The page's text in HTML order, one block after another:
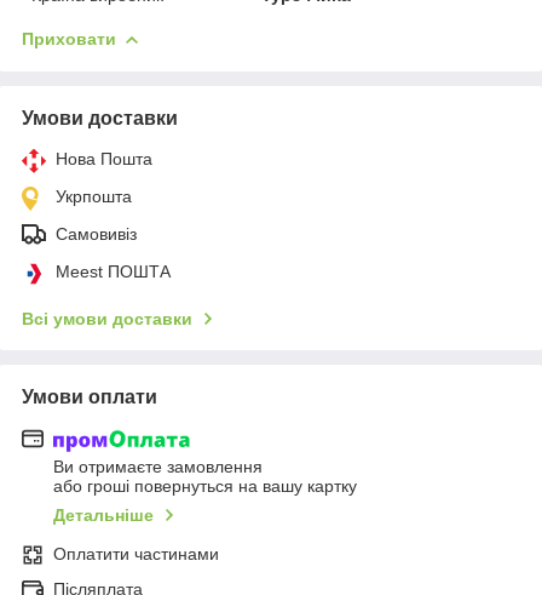
Приховати
Умови доставки
Нова Пошта
Укрпошта
Самовивіз
Meest ПОШТА
Всі умови доставки
Умови оплати
Ви отримаєте замовлення
або гроші повернуться на вашу картку
Детальніше
Оплатити частинами
Післяплата